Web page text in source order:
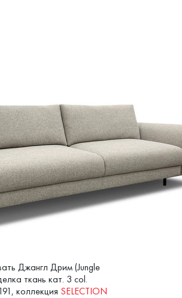
Джангл Дрим (Jungle
ткань кат. 3 col.
коллекция SELECTION